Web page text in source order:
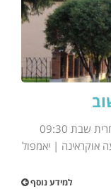
זמני התפילות שחרית ימות השבוע 08:30 שחרית שבת 09:30
אוקראינה | יאמפול
למידע נוסף